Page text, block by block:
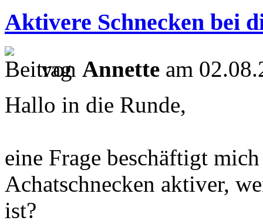
Aktivere Schnecken bei
von Annette am
Hallo in die Runde,
eine Frage beschäftigt
Achatschnecken aktiver,
ist?